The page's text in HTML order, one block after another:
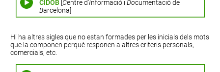
CIDOB Centre d’Informació i Documentació de
Barcelona]
Hi ha altres sigles que no estan formades per les inicials dels mots
que la componen perquè responen a altres criteris personals,
comercials, etc.